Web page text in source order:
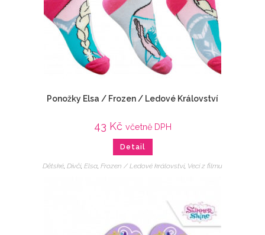
Ponožky Elsa / Frozen / Ledové Království
43 Kč včetně DPH
Detail
Dětské Dívčí, Elsa Frozen / Ledové království, Veci z filmu